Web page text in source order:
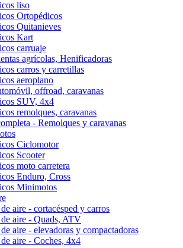
liso
Ortopédicos
Quitanieves
Kart
carruaje
agrícolas, Henificadoras
carros y carretillas
aeroplano
offroad, caravanas
SUV, 4x4
remolques, caravanas
- Remolques y caravanas
Ciclomotor
Scooter
moto carretera
Enduro, Cross
Minimotos
aire - cortacésped y carros
aire - Quads, ATV
aire - elevadoras y compactadoras
aire - Coches, 4x4